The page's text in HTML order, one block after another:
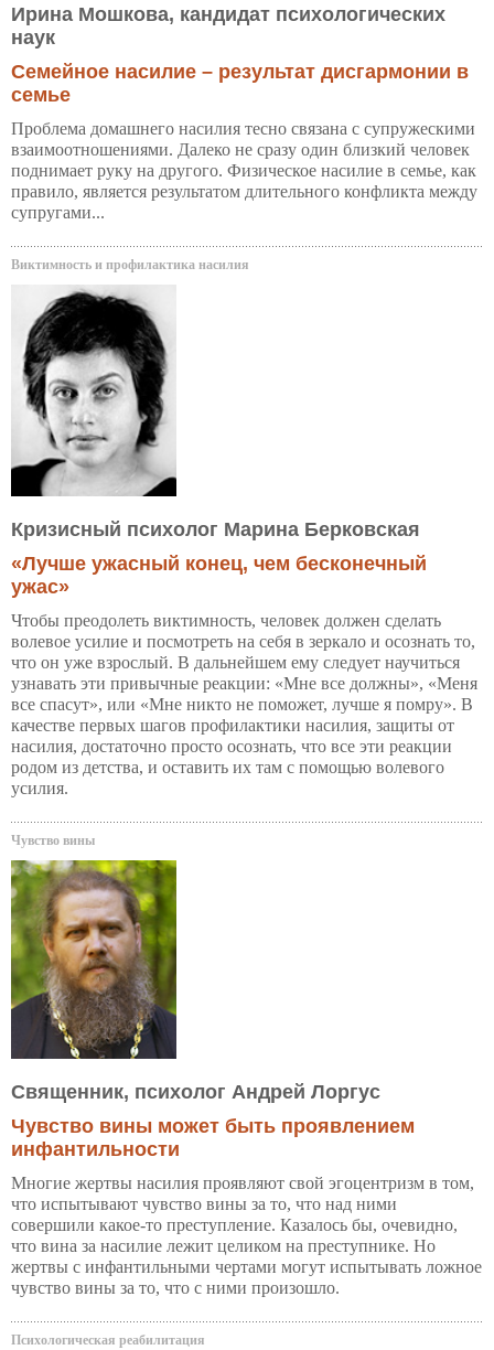
Ирина Мошкова, кандидат психологических
наук
Семейное насилие – результат дисгармонии в
семье
Проблема домашнего насилия тесно связана с супружескими
взаимоотношениями. Далеко не сразу один близкий человек
поднимает руку на другого. Физическое насилие в семье, как
правило, является результатом длительного конфликта между
супругами...
Виктимность и профилактика насилия
Кризисный психолог Марина Берковская
«Лучше ужасный конец, чем бесконечный
ужас»
Чтобы преодолеть виктимность, человек должен сделать
волевое усилие и посмотреть на себя в зеркало и осознать то,
что он уже взрослый. В дальнейшем ему следует научиться
узнавать эти привычные реакции: «Мне все должны», «Меня
все спасут», или «Мне никто не поможет, лучше я помру». В
качестве первых шагов профилактики насилия, защиты от
насилия, достаточно просто осознать, что все эти реакции
родом из детства, и оставить их там с помощью волевого
усилия.
Чувство вины
Священник, психолог Андрей Лоргус
Чувство вины может быть проявлением
инфантильности
Многие жертвы насилия проявляют свой эгоцентризм в том,
что испытывают чувство вины за то, что над ними
совершили какое-то преступление. Казалось бы, очевидно,
что вина за насилие лежит целиком на преступнике. Но
жертвы с инфантильными чертами могут испытывать ложное
чувство вины за то, что с ними произошло.
Психологическая реабилитация